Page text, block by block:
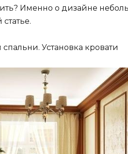
Именно о дизайне
Установка кровати